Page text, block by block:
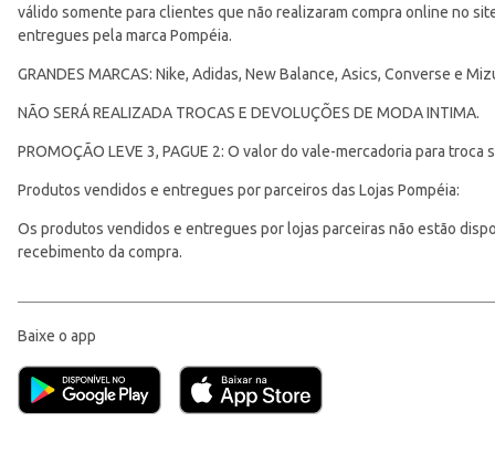
válido somente para clientes que não realizaram compra online no
entregues pela marca Pompéia.
GRANDES MARCAS: Nike, Adidas, New Balance, Asics, Converse e
NÃO SERÁ REALIZADA TROCAS E DEVOLUÇÕES DE MODA INTIMA.
PROMOÇÃO LEVE 3, PAGUE 2: O valor do vale-mercadoria para
Produtos vendidos e entregues por parceiros das Lojas Pompéia:
Os produtos vendidos e entregues por lojas parceiras não estão
recebimento da compra.
Baixe o app